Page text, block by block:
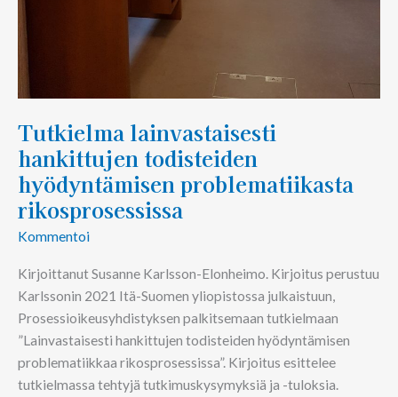
Tutkielma lainvastaisesti
hankittujen todisteiden
hyödyntämisen problematiikasta
rikosprosessissa
Kommentoi
Kirjoittanut Susanne Karlsson-Elonheimo. Kirjoitus perustuu
Karlssonin 2021 Itä-Suomen yliopistossa julkaistuun,
Prosessioikeusyhdistyksen palkitsemaan tutkielmaan
”Lainvastaisesti hankittujen todisteiden hyödyntämisen
problematiikkaa rikosprosessissa”. Kirjoitus esittelee
tutkielmassa tehtyjä tutkimuskysymyksiä ja -tuloksia.